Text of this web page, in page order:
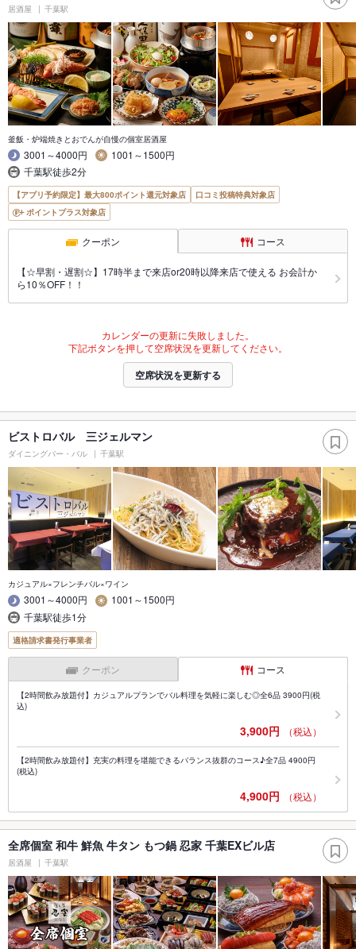
居酒屋 千葉駅
釜飯・炉端焼きとおでんが自慢の個室居酒屋
3001～4000円
1001～1500円
千葉駅徒歩2分
【アプリ予約限定】最大800ポイント還元対象店
口コミ投稿特典対象店
ポイントプラス対象店
クーポン コース
【☆早割・遅割☆】17時半まで来店or20時以降来店で使える お会計か
ら10％OFF！！
カレンダーの更新に失敗しました。
下記ボタンを押して空席状況を更新してください。
空席状況を更新する
ビストロバル 三ジェルマン
ダイニングバー・バル 千葉駅
カジュアル×フレンチバル×ワイン
3001～4000円
1001～1500円
千葉駅徒歩1分
適格請求書発行事業者
クーポン コース
【2時間飲み放題付】カジュアルプランでバル料理を気軽に楽しむ◎全6品 3900円(税
込)
3,900円 （税込）
【2時間飲み放題付】充実の料理を堪能できるバランス抜群のコース♪全7品 4900円
(税込)
4,900円 （税込）
全席個室 和牛 鮮魚 牛タン もつ鍋 忍家 千葉EXビル店
居酒屋 千葉駅